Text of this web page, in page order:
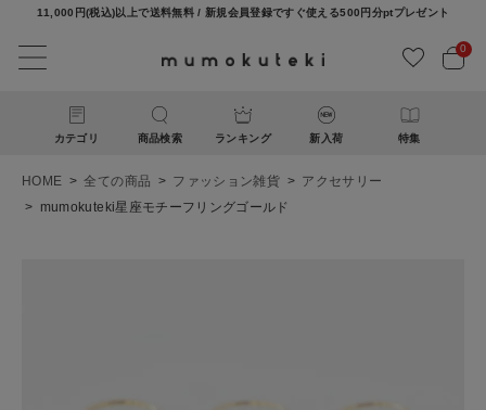
11,000円(税込)以上で送料無料 / 新規会員登録ですぐ使える500円分ptプレゼント
0
カテゴリ 商品検索 ランキング 新入荷 特集
HOME 全ての商品 ファッション雑貨
アクセサリー
mumokuteki星座モチーフリングゴールド